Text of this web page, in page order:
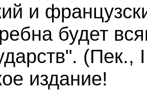
и
будет
издание!